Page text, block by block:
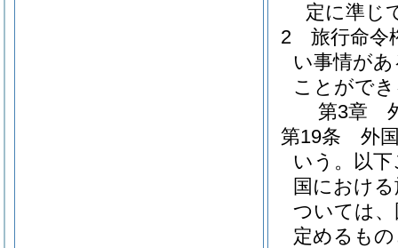
定に準じ
2
旅行命令
い事情が
ことがで
第3章
第19条
外
いう。以
国におけ
ついては
定めるも